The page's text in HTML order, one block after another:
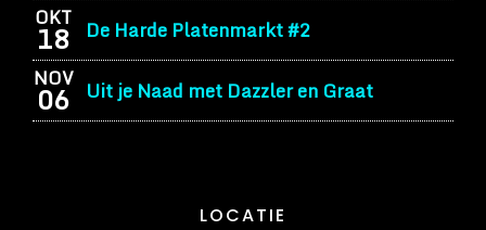
OKT
18 De Harde Platenmarkt #2
NOV
06 Uit je Naad met Dazzler en Graat
LOCATIE